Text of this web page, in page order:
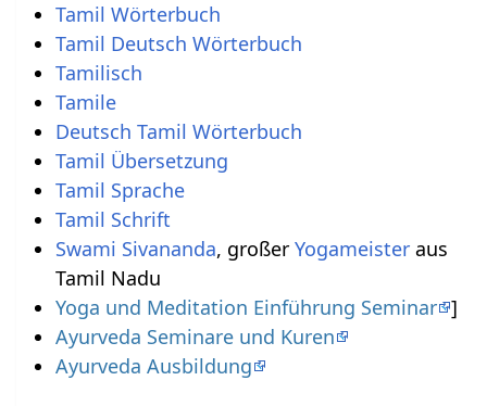
Tamil Wörterbuch
Tamil Deutsch Wörterbuch
Tamilisch
Tamile
Deutsch Tamil Wörterbuch
Tamil Übersetzung
Tamil Sprache
Tamil Schrift
Swami Sivananda, großer Yogameisteraus
Tamil Nadu
Yoga und Meditation Einführung Seminar ]
Ayurveda Seminare und Kuren
Ayurveda Ausbildung